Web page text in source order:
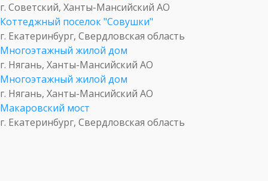
г. Советский, Ханты-Мансийский АО
Коттеджный поселок "Совушки"
г. Екатеринбург, Свердловская область
Многоэтажный жилой дом
г. Нягань, Ханты-Мансийский АО
Многоэтажный жилой дом
г. Нягань, Ханты-Мансийский АО
Макаровский мост
г. Екатеринбург, Свердловская область